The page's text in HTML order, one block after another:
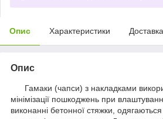
Опис Характеристики Доставка
Опис
Гамаки (чапси) з накладками
мінімізації пошкоджень при
виконанні бетонної стяжки,